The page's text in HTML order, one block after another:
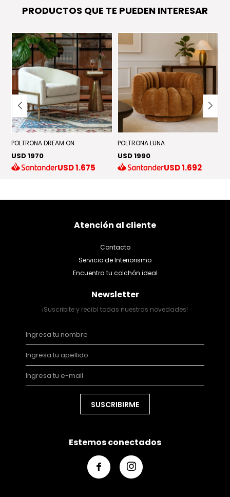
de altura. Extensible: 86 cm de largo x 163 cm de profundidad.
• Garantía: 1 año.
PRODUCTOS QUE TE PUEDEN INTERESAR
POLTRONA DREAM ON
USD 1970
USD1.675
POLTRONA LUNA
USD 1990
USD1.692
Atención al cliente
Contacto
Servicio de Interiorismo
Encuentra tu colchón ideal
Newsletter
¡Suscribite y recibí todas nuestras novedades!
SUSCRIBIRME
Estemos conectados
 